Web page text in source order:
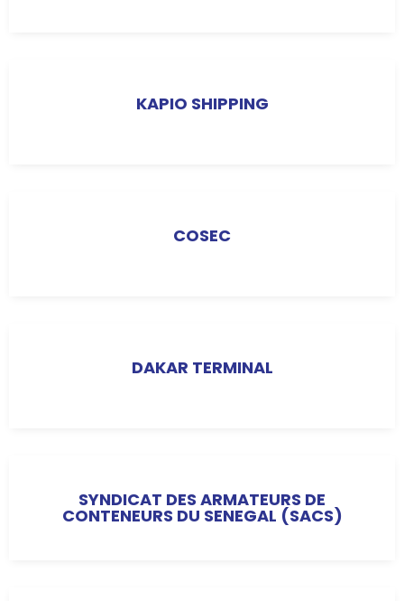
KAPIO SHIPPING
COSEC
DAKAR TERMINAL
SYNDICAT DES ARMATEURS DE
CONTENEURS DU SENEGAL (SACS)